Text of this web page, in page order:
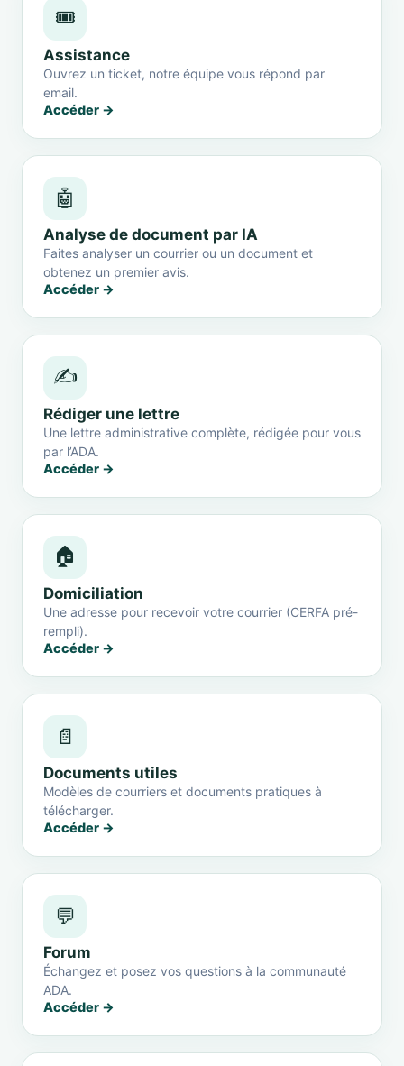
🎟️
Assistance
Ouvrez un ticket, notre équipe vous répond par
email.
Accéder →
🤖
Analyse de document par IA
Faites analyser un courrier ou un document et
obtenez un premier avis.
Accéder →
✍️
Rédiger une lettre
Une lettre administrative complète, rédigée pour vous
par l’ADA.
Accéder →
🏠
Domiciliation
Une adresse pour recevoir votre courrier (CERFA pré-
rempli).
Accéder →
📄
Documents utiles
Modèles de courriers et documents pratiques à
télécharger.
Accéder →
💬
Forum
Échangez et posez vos questions à la communauté
ADA.
Accéder →